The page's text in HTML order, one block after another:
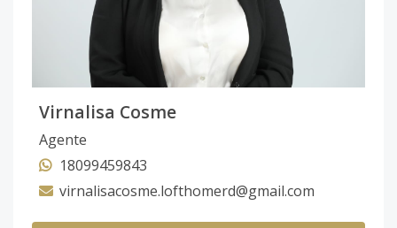
Virnalisa Cosme
Agente
18099459843
virnalisacosme.lofthomerd@gmail.com